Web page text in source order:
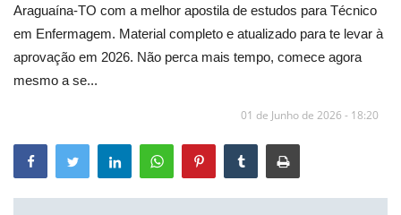
Cursos Online
Combo Apostilas
Araguaína-TO com a melhor apostila de estudos para Técnico
em Enfermagem. Material completo e atualizado para te levar à
aprovação em 2026. Não perca mais tempo, comece agora
mesmo a se...
01 de Junho de 2026 - 18:20